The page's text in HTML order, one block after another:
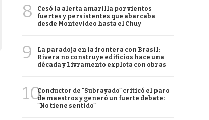
8
Cesó la alerta amarilla por vientos
fuertes y persistentes que abarcaba
desde Montevideo hasta el Chuy
9
La paradoja en la frontera con Brasil:
Rivera no construye edificios hace una
década y Livramento explota con obras
10Conductor de "Subrayado" criticó el paro
de maestros y generó un fuerte debate:
"No tiene sentido"